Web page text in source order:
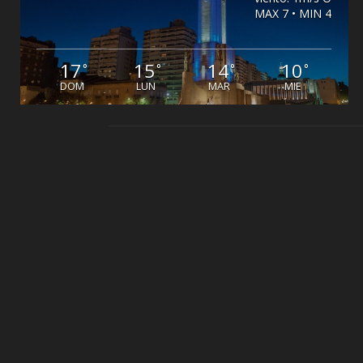
MAX 7 • MIN 4
17°
DOM
15°
LUN
14°
MAR
10°
MIE